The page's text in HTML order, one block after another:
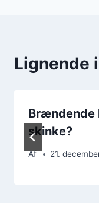
Lignende
Brændende
skinke?
Af 21.